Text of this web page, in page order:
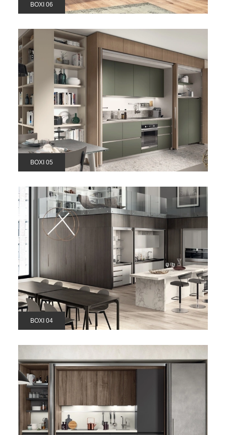
BOXI 06
BOXI 05
BOXI 04